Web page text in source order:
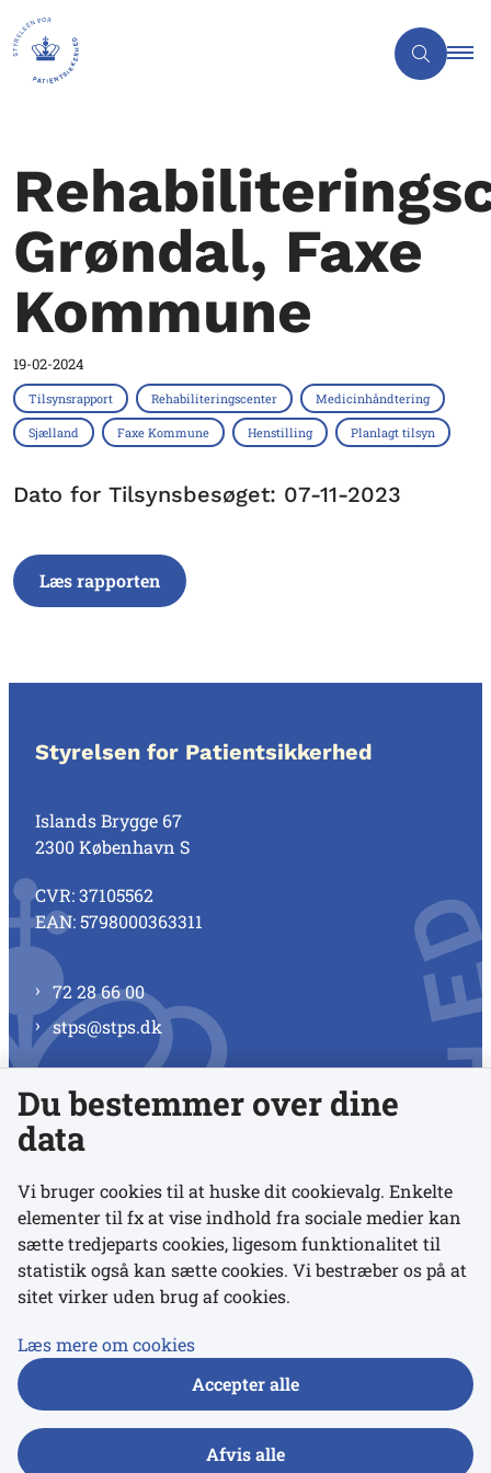
Grøndal, Faxe
Kommune
19-02-2024
Tilsynsrapport Rehabiliteringscenter Medicinhåndtering
Sjælland Faxe Kommune Henstilling Planlagt tilsyn
Dato for Tilsynsbesøget: 07-11-2023
Læs rapporten
Styrelsen for Patientsikkerhed
Islands Brygge 67
2300 København S
CVR: 37105562
EAN: 5798000363311
72 28 66 00
stps@stps.dk
Se alle kontaktnumre
Links
Udgivelser
Du bestemmer over dine
data
Vi bruger cookies til at huske dit cookievalg. Enkelte
elementer til fx at vise indhold fra sociale medier kan
sætte tredjeparts cookies, ligesom funktionalitet til
statistik også kan sætte cookies. Vi bestræber os på at
sitet virker uden brug af cookies.
Læs mere om cookies
Accepter alle
Afvis alle